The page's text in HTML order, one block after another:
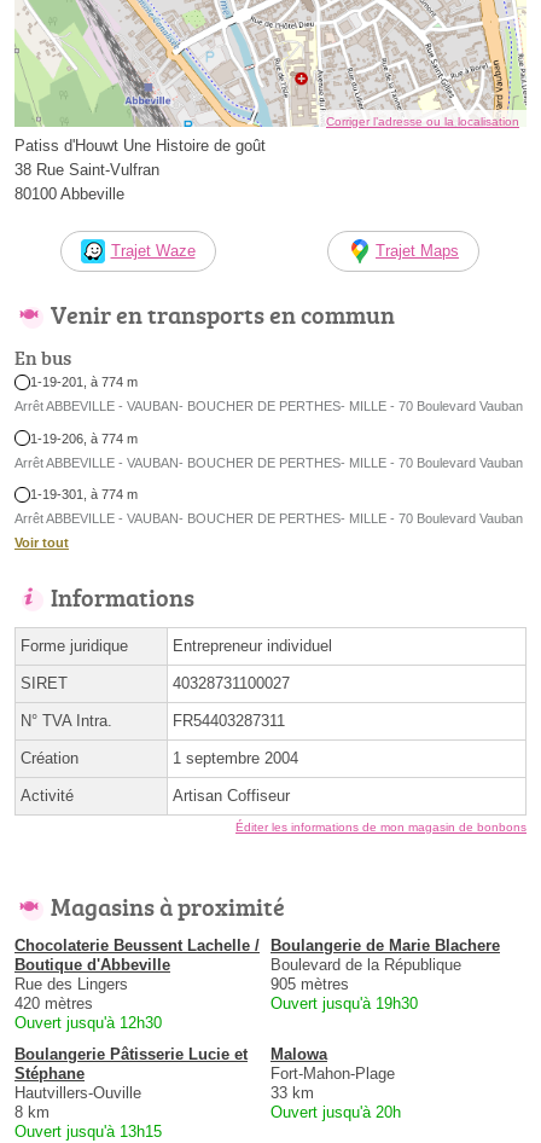
Corriger l’adresse ou la localisation
Patiss d'Houwt Une Histoire de goût
38 Rue Saint-Vulfran
80100 Abbeville
Trajet Waze Trajet Maps
Venir en transports en commun
En bus
1-19-201, à 774 m
Arrêt ABBEVILLE - VAUBAN- BOUCHER DE PERTHES- MILLE - 70 Boulevard Vauban
1-19-206, à 774 m
Arrêt ABBEVILLE - VAUBAN- BOUCHER DE PERTHES- MILLE - 70 Boulevard Vauban
1-19-301, à 774 m
Arrêt ABBEVILLE - VAUBAN- BOUCHER DE PERTHES- MILLE - 70 Boulevard Vauban
Voir tout
Informations
Forme juridique Entrepreneur individuel
SIRET 40328731100027
N° TVA Intra. FR54403287311
Création 1 septembre 2004
Activité Artisan Coffiseur
Éditer les informations de mon magasin de bonbons
Magasins à proximité
Chocolaterie Beussent Lachelle /
Boutique d'Abbeville
Rue des Lingers
420 mètres
Ouvert jusqu'à 12h30
Boulangerie de Marie Blachere
Boulevard de la République
905 mètres
Ouvert jusqu'à 19h30
Boulangerie Pâtisserie Lucie et
Stéphane
Hautvillers-Ouville
8 km
Ouvert jusqu'à 13h15
Malowa
Fort-Mahon-Plage
33 km
Ouvert jusqu'à 20h